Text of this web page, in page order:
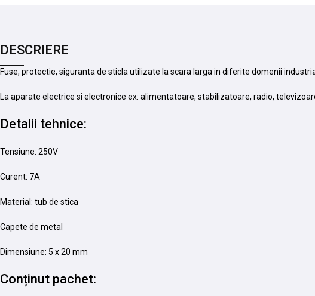
DESCRIERE
Fuse, protectie, siguranta de sticla utilizate la scara larga in diferite domenii
La aparate electrice si electronice ex: alimentatoare, stabilizatoare, radio,
Detalii tehnice:
Tensiune: 250V
Curent: 7A
Material: tub de stica
Capete de metal
Dimensiune: 5 x 20 mm
Conținut pachet: